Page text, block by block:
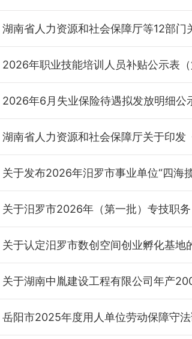
2026年职业技能培训人员补贴公示表（
2026年6月失业保险待遇拟发放明细公
关于认定汨罗市数创空间创业孵化基地